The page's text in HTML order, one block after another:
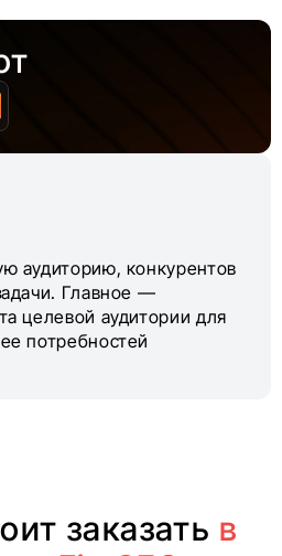
аудиторию, конкурентов
Главное —
целевой аудитории для
потребностей
заказать в